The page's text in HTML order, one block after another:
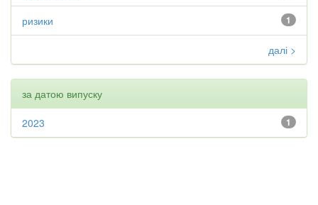
1
ризики
далі >
за датою випуску
1
2023